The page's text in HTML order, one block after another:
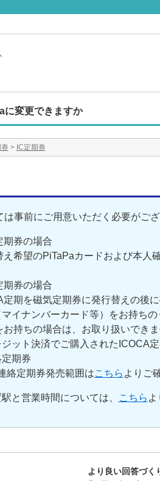
に変更できますか
> IC定期券
事前にご用意いただく必要がござ
期券の場合
希望のPiTaPaカードおよび本人
期券の場合
期を磁気定期券に発行替えの後
イナンバーカード等）をお持ち
持ちの場合は、お取り扱いできま
ット決済でご購入されたICOCA
期券
絡定期券発売範囲はこちら よりご
と営業時間については、 こちら よ
より良い回答づく